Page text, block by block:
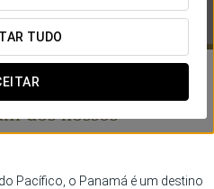
TUDO
Panamá
dos nossos
Pacífico, o Panamá é um destino